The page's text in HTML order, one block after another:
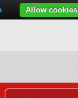
Allow cookies